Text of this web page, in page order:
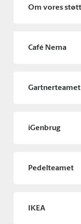
Om vores
Café Nema
Gartnerteamet
iGenbrug
Pedelteamet
IKEA